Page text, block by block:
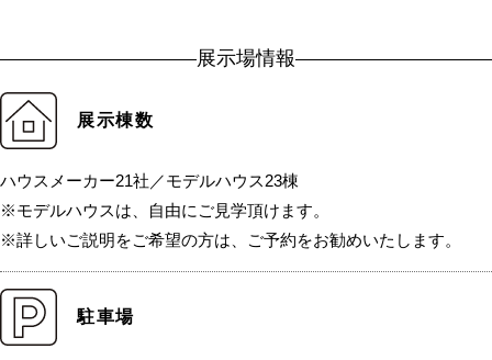
展示場情報
展示棟数
ハウスメーカー21社／モデルハウス23棟
※モデルハウスは、自由にご見学頂けます。
※詳しいご説明をご希望の方は、ご予約をお勧めいたします。
駐車場